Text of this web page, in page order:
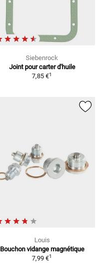
Siebenrock
Joint pour carter d'huile
7,85 €1
Louis
Bouchon vidange magnétique
7,99 €1